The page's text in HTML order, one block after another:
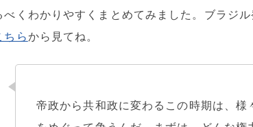
べくわかりやすくまとめてみました。ブラジ
ちらから見てね。
帝政から共和政に変わるこの時期は、